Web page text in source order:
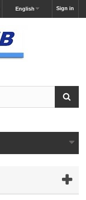
Sign in
English